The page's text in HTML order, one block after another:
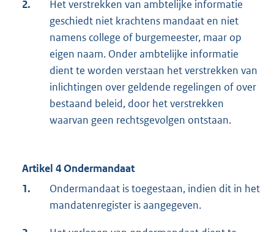
2.
Het verstrekken van ambtelijke informatie
geschiedt niet krachtens mandaat en niet
namens college of burgemeester, maar op
eigen naam. Onder ambtelijke informatie
dient te worden verstaan het verstrekken van
inlichtingen over geldende regelingen of over
bestaand beleid, door het verstrekken
waarvan geen rechtsgevolgen ontstaan.
Artikel 4 Ondermandaat
1.
Ondermandaat is toegestaan, indien dit in het
mandatenregister is aangegeven.